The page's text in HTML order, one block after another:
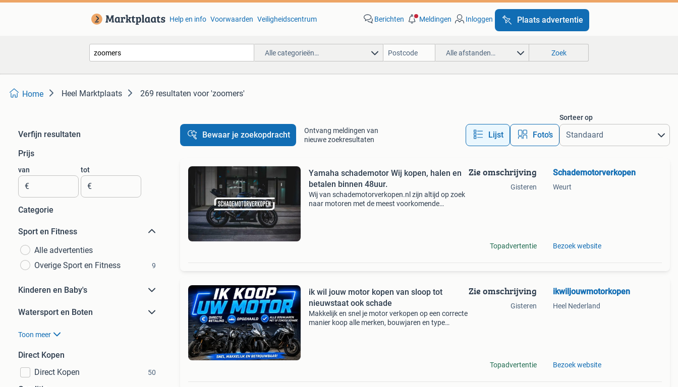
Help en info Voorwaarden Veiligheidscentrum Berichten Meldingen Inloggen Plaats advertentie
Alle categorieën… Alle afstanden… Zoek
Home Heel Marktplaats 269 resultaten voor 'zoomers'
Verfijn resultaten
Prijs
van
€
tot
€
Categorie
Sport en Fitness
Alle advertenties
Overige Sport en Fitness
9
Kinderen en Baby's
Watersport en Boten
Toon meer
Direct Kopen
Direct Kopen
50
Bewaar je zoekopdracht
Ontvang meldingen van
nieuwe zoekresultaten
Lijst Foto’s
Sorteer op
Yamaha schademotor Wij kopen, halen en
betalen binnen 48uur.
Wij van schademotorverkopen.nl zijn altijd op zoek
naar motoren met de meest voorkomende
Zie omschrijving
Gisteren
Topadvertentie
Schademotorverkopen
Weurt
Bezoek website
ik wil jouw motor kopen van sloop tot
nieuwstaat ook schade
Makkelijk en snel je motor verkopen op een correcte
manier koop alle merken, bouwjaren en type
Zie omschrijving
Gisteren
Topadvertentie
ikwiljouwmotorkopen
Heel Nederland
Bezoek website